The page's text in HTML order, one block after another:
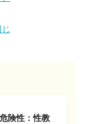
険性：性教